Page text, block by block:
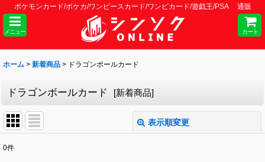
ポケモンカード/ポケカ/ワンピースカード/ワンピカード/遊戯王/PSA 通販
メニュー カート
ホーム > 新着商品 > ドラゴンボールカード
ドラゴンボールカード [新着商品]
表示順変更
0件